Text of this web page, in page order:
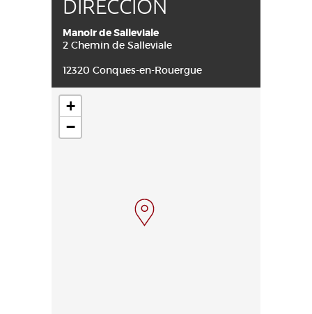
DIRECCIÓN
Manoir de Salleviale
2 Chemin de Salleviale
12320 Conques-en-Rouergue
+
−